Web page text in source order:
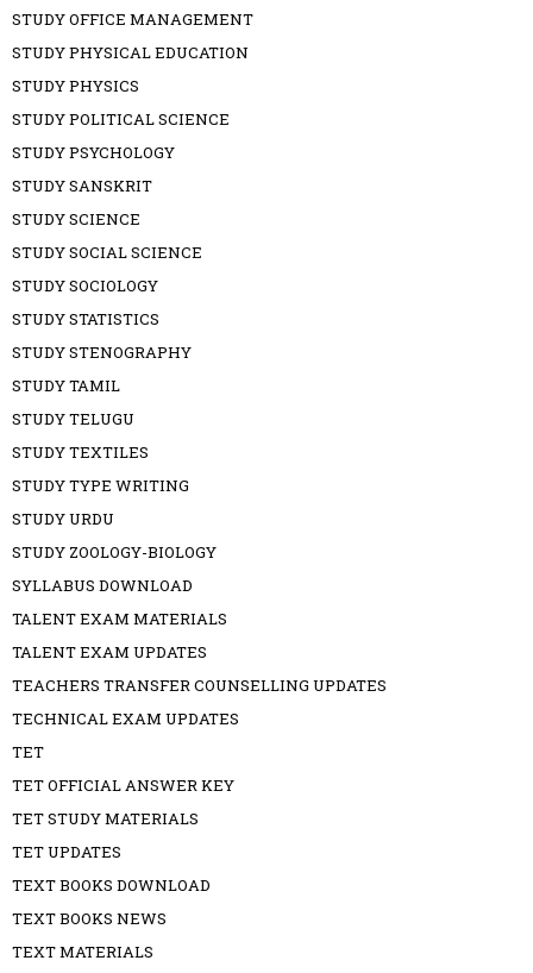
STUDY OFFICE MANAGEMENT
STUDY PHYSICAL EDUCATION
STUDY PHYSICS
STUDY POLITICAL SCIENCE
STUDY PSYCHOLOGY
STUDY SANSKRIT
STUDY SCIENCE
STUDY SOCIAL SCIENCE
STUDY SOCIOLOGY
STUDY STATISTICS
STUDY STENOGRAPHY
STUDY TAMIL
STUDY TELUGU
STUDY TEXTILES
STUDY TYPE WRITING
STUDY URDU
STUDY ZOOLOGY-BIOLOGY
SYLLABUS DOWNLOAD
TALENT EXAM MATERIALS
TALENT EXAM UPDATES
TEACHERS TRANSFER COUNSELLING UPDATES
TECHNICAL EXAM UPDATES
TET
TET OFFICIAL ANSWER KEY
TET STUDY MATERIALS
TET UPDATES
TEXT BOOKS DOWNLOAD
TEXT BOOKS NEWS
TEXT MATERIALS